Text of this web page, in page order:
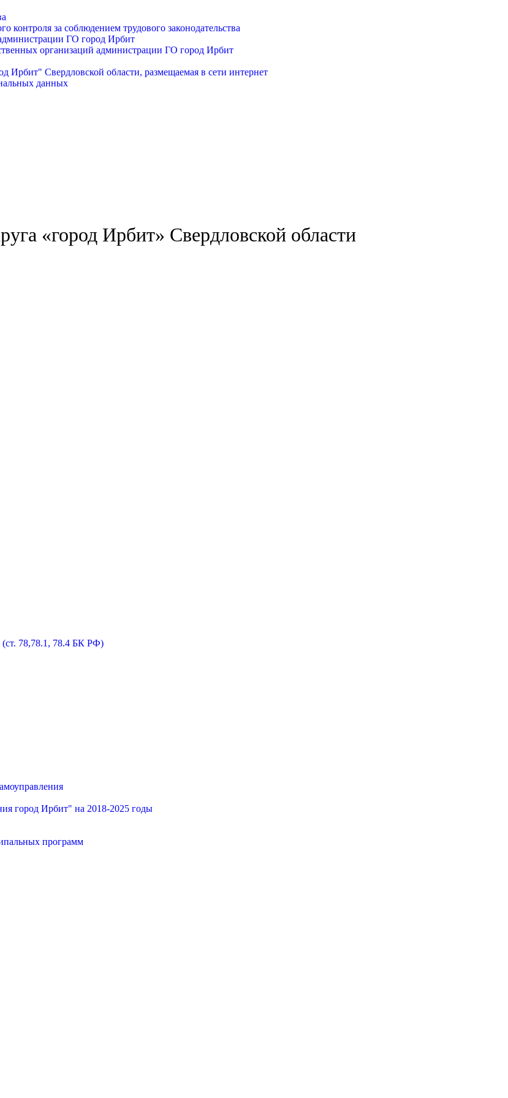
за соблюдением трудового законодательства
ГО город Ирбит
организаций администрации ГО город Ирбит
Ирбит" Свердловской области, размещаемая в сети интернет
данных
«город Ирбит» Свердловской области
78,78.1, 78.4 БК РФ)
город Ирбит" на 2018-2025 годы
программ